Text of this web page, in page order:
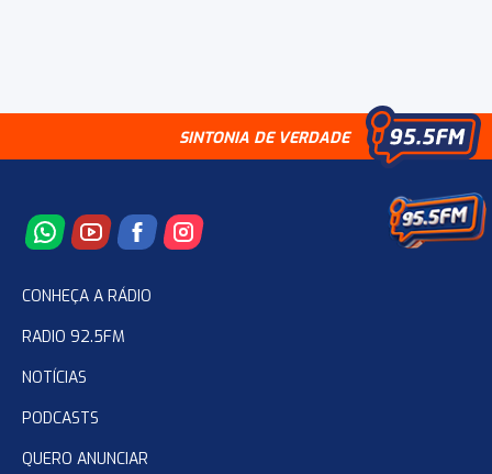
SINTONIA DE VERDADE
CONHEÇA A RÁDIO
RADIO 92.5FM
NOTÍCIAS
PODCASTS
QUERO ANUNCIAR